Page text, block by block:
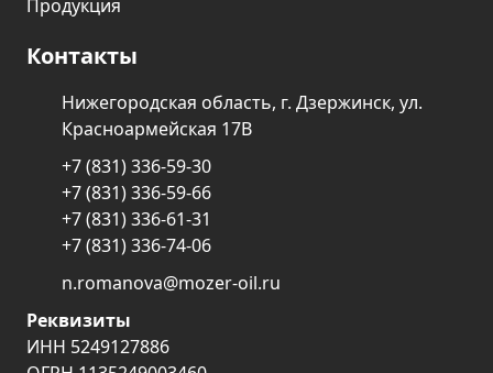
Продукция
Контакты
Нижегородская область, г. Дзержинск, ул.
Красноармейская 17В
+7 (831) 336-59-30
+7 (831) 336-59-66
+7 (831) 336-61-31
+7 (831) 336-74-06
n.romanova@mozer-oil.ru
Реквизиты
ИНН 5249127886